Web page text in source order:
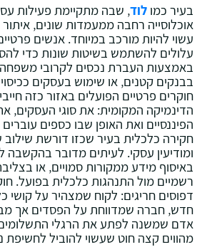
בעיר כמולוד‚ שבה מתקיימת פעילות
אוכלוסייה רחבה ממעמדות שונים‚
עשוי להיות מורכב במיוחד. אנשים
עלולים להשתמש בשיטות שונות כדי
באמצעות העברת נכסים לקרובי
בבנקים קטנים‚ או שימוש בעסקים
חוקרים פרטיים הפועלים באזור כזה
הדינמיקה המקומית: את סוגי העסקים‚
הפיננסיים ואת האופן שבו כספים עוברים
חקירה כלכלית בעיר שכזו דורשת
ומודיעין עסקי. לעיתים מדובר בהקשבה
באיסוף מידע ממקורות סמויים‚ או
רשמיים מול התנהגות כלכלית בפועל.
דפוסים חריגים: לקוח שמצהיר על קושי
חדש‚ חברה שמדווחת על הפסדים אך
אדם שמשנה לפתע את הרגלי
מהווים קצה חוט שעשוי להוביל לחשיפת